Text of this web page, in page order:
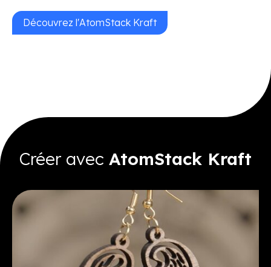
Découvrez l'AtomStack Kraft
Créer avec AtomStack Kraft